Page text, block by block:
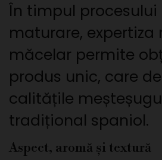
În timpul procesului
maturare, expertiza
măcelar permite
produs unic, care
calitățile
tradițional spaniol.
Aspect, aromă și textură